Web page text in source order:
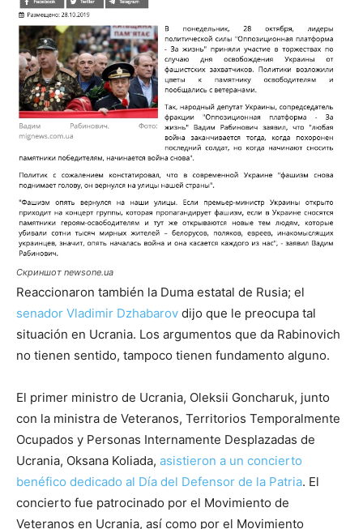
Скриншот newsone.ua
Reaccionaron también la Duma estatal de Rusia; el
senador Vladimir Dzhabarov dijo que le preocupa tal
situación en Ucrania. Los argumentos que da Rabinovich
no tienen sentido, tampoco tienen fundamento alguno.
El primer ministro de Ucrania, Oleksii Goncharuk, junto
con la ministra de Veteranos, Territorios Temporalmente
Ocupados y Personas Internamente Desplazadas de
Ucrania, Oksana Koliada, asistieron a un concierto
benéfico dedicado al Día del Defensor de la Patria. El
concierto fue patrocinado por el Movimiento de
Veteranos en Ucrania, así como por el Movimiento